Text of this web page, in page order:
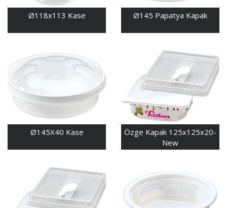
Ø118x113 Kase Ø145 Papatya Kapak
Ø145X40 Kase
Özge Kapak 125x125x20-
New